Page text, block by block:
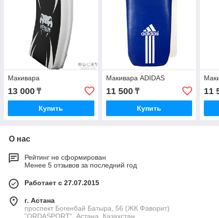
Макивара
13 000 ₸
Купить
Макивара ADIDAS
11 500₸
Купить
11
О нас
Рейтинг не сформирован
Менее 5 отзывов за последний год
Работает с 27.07.2015
г. Астана
проспект Богенбай Батыра, 56 (ЖК Фаворит)
"ORDASPORT", Астана, Казахстан